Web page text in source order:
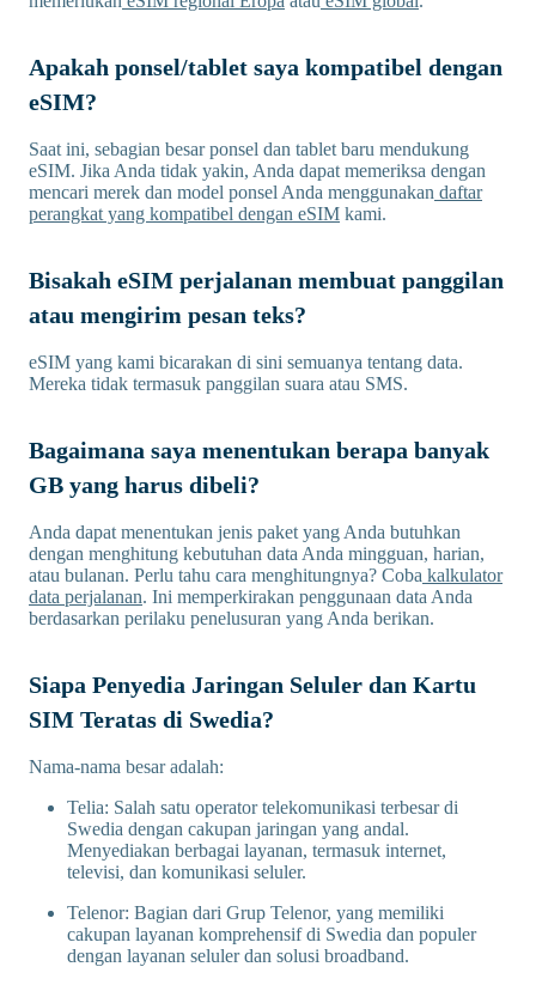
Apakah ponsel/tablet saya kompatibel dengan
eSIM?
Saat ini, sebagian besar ponsel dan tablet baru mendukung
eSIM. Jika Anda tidak yakin, Anda dapat memeriksa dengan
mencari merek dan model ponsel Anda menggunakan daftar
perangkat yang kompatibel dengan eSIM kami.
Bisakah eSIM perjalanan membuat panggilan
atau mengirim pesan teks?
eSIM yang kami bicarakan di sini semuanya tentang data.
Mereka tidak termasuk panggilan suara atau SMS.
Bagaimana saya menentukan berapa banyak
GB yang harus dibeli?
Anda dapat menentukan jenis paket yang Anda butuhkan
dengan menghitung kebutuhan data Anda mingguan, harian,
atau bulanan. Perlu tahu cara menghitungnya? Coba kalkulator
data perjalanan. Ini memperkirakan penggunaan data Anda
berdasarkan perilaku penelusuran yang Anda berikan.
Siapa Penyedia Jaringan Seluler dan Kartu
SIM Teratas di Swedia?
Nama-nama besar adalah:
Telia: Salah satu operator telekomunikasi terbesar di
Swedia dengan cakupan jaringan yang andal.
Menyediakan berbagai layanan, termasuk internet,
televisi, dan komunikasi seluler.
Telenor: Bagian dari Grup Telenor, yang memiliki
cakupan layanan komprehensif di Swedia dan populer
dengan layanan seluler dan solusi broadband.